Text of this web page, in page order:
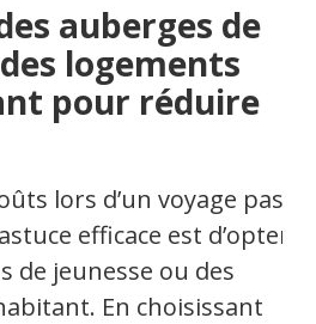
auberges de
logements
pour réduire
lors d’un voyage pas
efficace est d’opter
de jeunesse ou des
En choisissant